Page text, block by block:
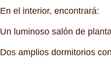
En el interior, encontrará:
Un luminoso salón de
Dos amplios dormitorios